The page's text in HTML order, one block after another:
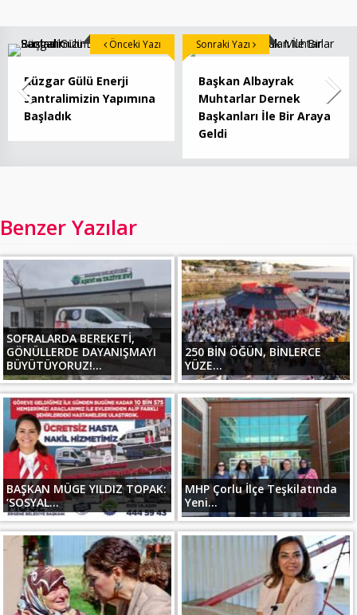
Rüzgar Gülü Enerji
Santralimizin Yapımına
Başladık
Önceki Yazı
Başkan Albayrak
Muhtarlar Dernek
Başkanları İle Bir Araya
Geldi
Sonraki Yazı
Benzer Yazılar
SOFRALARDA BEREKETİ,
GÖNÜLLERDE DAYANIŞMAYI
BÜYÜTÜYORUZ!...
250 BİN ÖĞÜN, BİNLERCE
YÜZE...
BAŞKAN MÜGE YILDIZ TOPAK:
‘SOSYAL...
MHP Çorlu İlçe Teşkilatında
Yeni...